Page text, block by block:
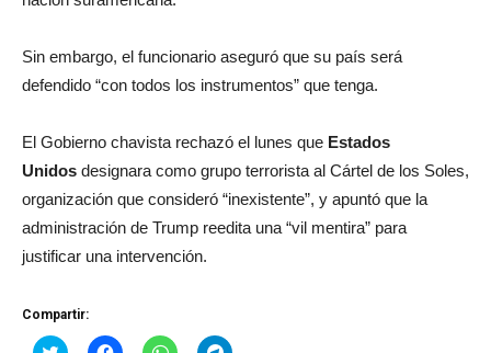
Sin embargo, el funcionario aseguró que su país será
defendido “con todos los instrumentos” que tenga.
El Gobierno chavista rechazó el lunes que Estados
Unidos designara como grupo terrorista al Cártel de los Soles,
organización que consideró “inexistente”, y apuntó que la
administración de Trump reedita una “vil mentira” para
justificar una intervención.
Compartir: